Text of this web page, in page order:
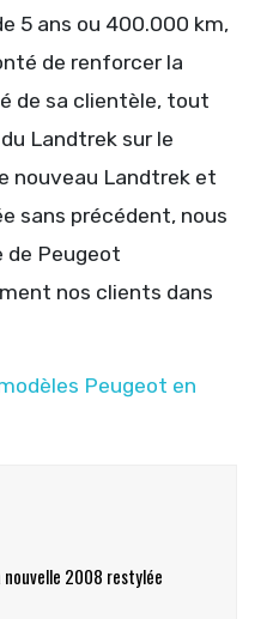
5 ans ou 400.000 km,
de renforcer la
de sa clientèle, tout
Landtrek sur le
nouveau Landtrek et
sans précédent, nous
de Peugeot
nos clients dans
Peugeot en
2008 restylée